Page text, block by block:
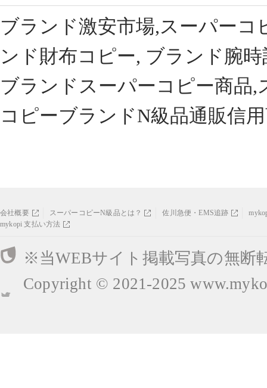
ブランド激安市場,スーパー
ンド財布コピー, ブランド腕
ブランドスーパーコピー商品
コピーブランドN級品通販信
会社概要 スーパーコピーN級品とは？ 佐川急便・EMS追跡
mykopi 支払い方法
※当WEBサイト掲載写真の無断
Copyright © 2021-2025